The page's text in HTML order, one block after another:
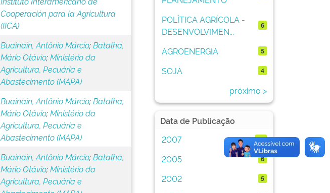
Cooperación para la Agricultura
(IICA)
Buainain, Antônio Márcio;Batalha,
Mário Otávio;Ministério da
Agricultura, Pecuária e
Abastecimento (MAPA)
Buainain, Antônio Márcio;Batalha,
Mário Otávio;Ministério da
Agricultura, Pecuária e
Abastecimento (MAPA)
Buainain, Antônio Márcio;Batalha,
Mário Otávio;Ministério da
Agricultura, Pecuária e
POLÍTICA AGRÍCOLA -
DESENVOLVIMEN...
6
AGROENERGIA 5
SOJA 4
próximo >
Data de Publicação
2007
15
2005 6
2002 5